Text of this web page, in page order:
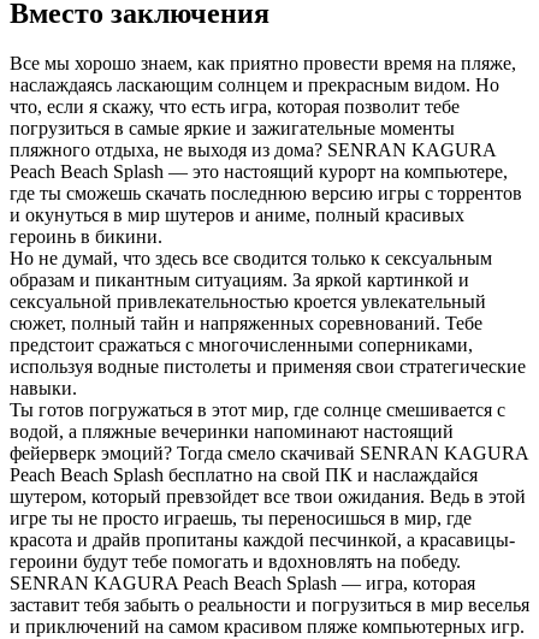
Вместо заключения
Все мы хорошо знаем, как приятно провести время на пляже,
наслаждаясь ласкающим солнцем и прекрасным видом. Но
что, если я скажу, что есть игра, которая позволит тебе
погрузиться в самые яркие и зажигательные моменты
пляжного отдыха, не выходя из дома? SENRAN KAGURA
Peach Beach Splash — это настоящий курорт на компьютере,
где ты сможешь скачать последнюю версию игры с торрентов
и окунуться в мир шутеров и аниме, полный красивых
героинь в бикини.
Но не думай, что здесь все сводится только к сексуальным
образам и пикантным ситуациям. За яркой картинкой и
сексуальной привлекательностью кроется увлекательный
сюжет, полный тайн и напряженных соревнований. Тебе
предстоит сражаться с многочисленными соперниками,
используя водные пистолеты и применяя свои стратегические
навыки.
Ты готов погружаться в этот мир, где солнце смешивается с
водой, а пляжные вечеринки напоминают настоящий
фейерверк эмоций? Тогда смело скачивай SENRAN KAGURA
Peach Beach Splash бесплатно на свой ПК и наслаждайся
шутером, который превзойдет все твои ожидания. Ведь в этой
игре ты не просто играешь, ты переносишься в мир, где
красота и драйв пропитаны каждой песчинкой, а красавицы-
героини будут тебе помогать и вдохновлять на победу.
SENRAN KAGURA Peach Beach Splash — игра, которая
заставит тебя забыть о реальности и погрузиться в мир веселья
и приключений на самом красивом пляже компьютерных игр.